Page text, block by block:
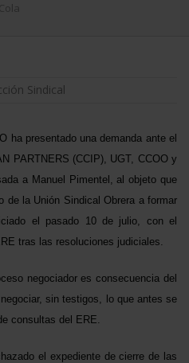
Sindical
ha presentado una demanda ante el
PARTNERS (CCIP), UGT, CCOO y
a Manuel Pimentel, al objeto que
de la Unión Sindical Obrera a formar
el pasado 10 de julio, con el
tras las resoluciones judiciales.
negociador es consecuencia del
sin testigos, lo que antes se
consultas del ERE.
el expediente de cierre de las